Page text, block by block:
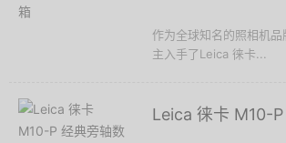
作为全球知名的照相机
主入手了Leica 徕卡...
Leica 徕卡 M10-